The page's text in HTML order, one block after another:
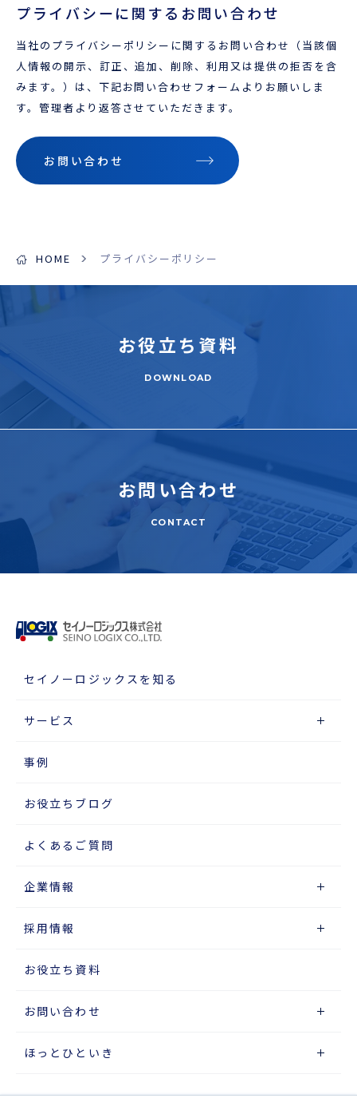
プライバシーに関するお問い合わせ
当社のプライバシーポリシーに関するお問い合わせ（当該個
人情報の開示、訂正、追加、削除、利用又は提供の拒否を含
みます。）は、下記お問い合わせフォームよりお願いしま
す。管理者より返答させていただきます。
お問い合わせ
HOME プライバシーポリシー
お役立ち 資料
DOWNLOAD
お問い合わせ
CONTACT
セイノーロジックスを知る
サービス
事例
お役立ちブログ
よくあるご質問
企業情報
採用情報
お役立ち資料
お問い合わせ
ほっとひといき